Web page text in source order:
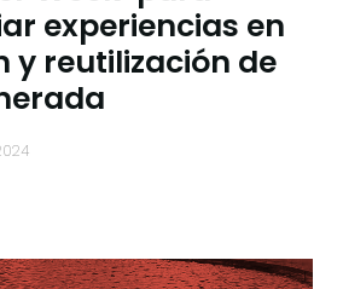
experiencias en
y reutilización de